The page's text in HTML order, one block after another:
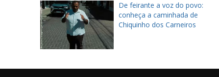
De feirante a voz do povo:
conheça a caminhada de
Chiquinho dos Carneiros